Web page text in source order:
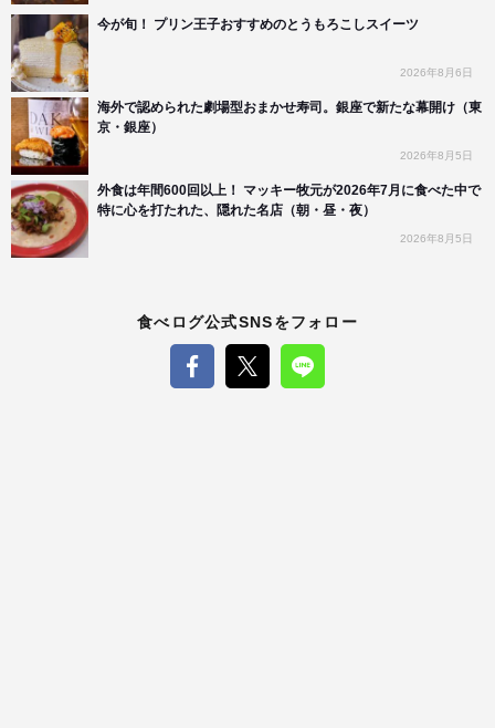
今が旬！ プリン王子おすすめのとうもろこしスイーツ
2026年8月6日
海外で認められた劇場型おまかせ寿司。銀座で新たな幕開け（東
京・銀座）
2026年8月5日
外食は年間600回以上！ マッキー牧元が2026年7月に食べた中で
特に心を打たれた、隠れた名店（朝・昼・夜）
2026年8月5日
食べログ公式SNSをフォロー